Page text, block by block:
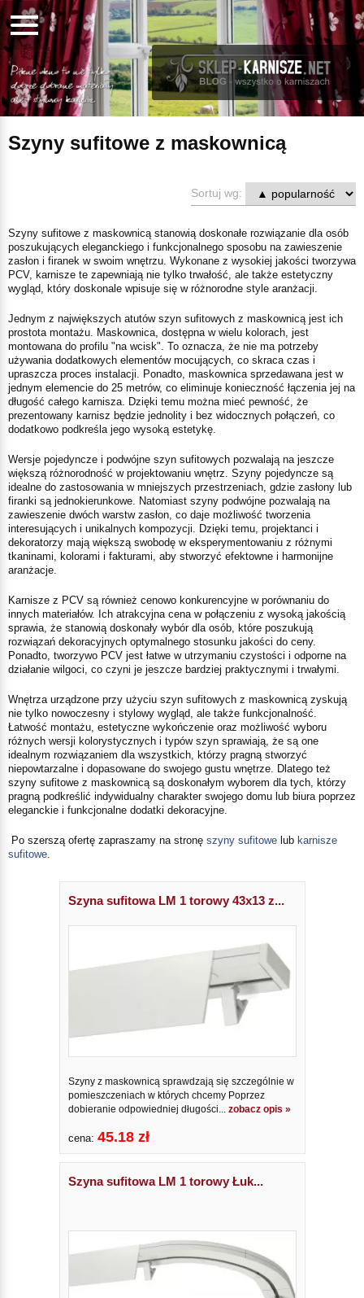
Szyny sufitowe z maskownicą
Sortuj wg:
Szyny sufitowe z maskownicą stanowią doskonałe rozwiązanie dla osób
poszukujących eleganckiego i funkcjonalnego sposobu na zawieszenie
zasłon i firanek w swoim wnętrzu. Wykonane z wysokiej jakości tworzywa
PCV, karnisze te zapewniają nie tylko trwałość, ale także estetyczny
wygląd, który doskonale wpisuje się w różnorodne style aranżacji.
Jednym z największych atutów szyn sufitowych z maskownicą jest ich
prostota montażu. Maskownica, dostępna w wielu kolorach, jest
montowana do profilu "na wcisk". To oznacza, że nie ma potrzeby
używania dodatkowych elementów mocujących, co skraca czas i
upraszcza proces instalacji. Ponadto, maskownica sprzedawana jest w
jednym elemencie do 25 metrów, co eliminuje konieczność łączenia jej na
długość całego karnisza. Dzięki temu można mieć pewność, że
prezentowany karnisz będzie jednolity i bez widocznych połączeń, co
dodatkowo podkreśla jego wysoką estetykę.
Wersje pojedyncze i podwójne szyn sufitowych pozwalają na jeszcze
większą różnorodność w projektowaniu wnętrz. Szyny pojedyncze są
idealne do zastosowania w mniejszych przestrzeniach, gdzie zasłony lub
firanki są jednokierunkowe. Natomiast szyny podwójne pozwalają na
zawieszenie dwóch warstw zasłon, co daje możliwość tworzenia
interesujących i unikalnych kompozycji. Dzięki temu, projektanci i
dekoratorzy mają większą swobodę w eksperymentowaniu z różnymi
tkaninami, kolorami i fakturami, aby stworzyć efektowne i harmonijne
aranżacje.
Karnisze z PCV są również cenowo konkurencyjne w porównaniu do
innych materiałów. Ich atrakcyjna cena w połączeniu z wysoką jakością
sprawia, że stanowią doskonały wybór dla osób, które poszukują
rozwiązań dekoracyjnych optymalnego stosunku jakości do ceny.
Ponadto, tworzywo PCV jest łatwe w utrzymaniu czystości i odporne na
działanie wilgoci, co czyni je jeszcze bardziej praktycznymi i trwałymi.
Wnętrza urządzone przy użyciu szyn sufitowych z maskownicą zyskują
nie tylko nowoczesny i stylowy wygląd, ale także funkcjonalność.
Łatwość montażu, estetyczne wykończenie oraz możliwość wyboru
różnych wersji kolorystycznych i typów szyn sprawiają, że są one
idealnym rozwiązaniem dla wszystkich, którzy pragną stworzyć
niepowtarzalne i dopasowane do swojego gustu wnętrze. Dlatego też
szyny sufitowe z maskownicą są doskonałym wyborem dla tych, którzy
pragną podkreślić indywidualny charakter swojego domu lub biura poprzez
eleganckie i funkcjonalne dodatki dekoracyjne.
Po szerszą ofertę zapraszamy na stronę szyny sufitowe lub karnisze
sufitowe
Szyna sufitowa LM 1 torowy 43x13 z...
Szyny z maskownicą sprawdzają się szczególnie w
pomieszczeniach w których chcemy Poprzez
dobieranie odpowiedniej długości... zobacz opis »
cena: 45.18 zł
Szyna sufitowa LM 1 torowy Łuk...